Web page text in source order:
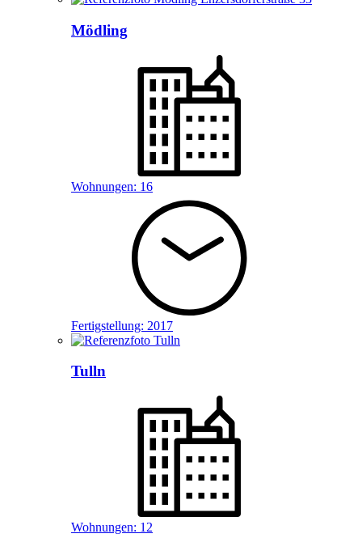
Mödling
Wohnungen: 16
Fertigstellung: 2017
Tulln
Wohnungen: 12